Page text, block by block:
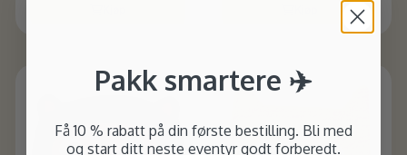
Pakk smartere ✈️
Få 10 % rabatt på din første bestilling. Bli med
og start ditt neste eventyr godt forberedt.